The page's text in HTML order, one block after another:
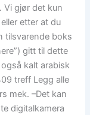
Vi gjør det kun
etter at du
tilsvarende boks
gitt til dette
kalt arabisk
treff Legg alle
mek. –Det kan
digitalkamera